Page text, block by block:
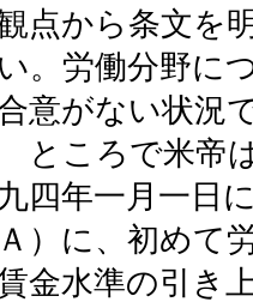
点から条文を
い。労働分野に
意がない状況
ところで米帝
九四年一月一日
Ａ）に、初めて
金水準の引き